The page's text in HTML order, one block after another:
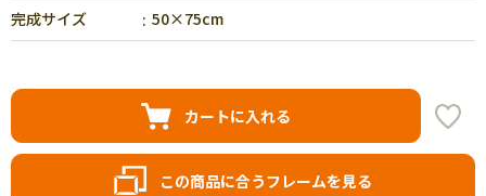
完成サイズ 50×75cm
カートに入れる
この商品に合うフレームを見る